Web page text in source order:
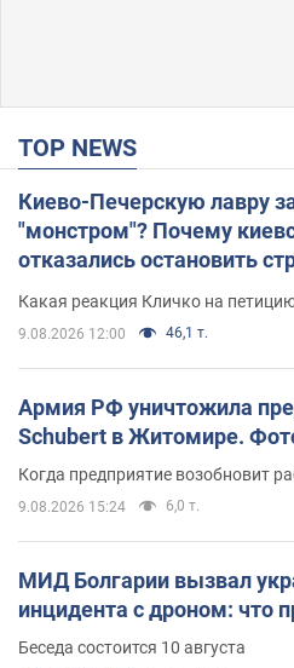
TOP NEWS
Киево-Печерскую лавру
"монстром"? Почему
отказались остановить
Какая реакция Кличко на
9.08.2026 12:00 46,1 т.
Армия РФ уничтожила
Schubert в Житомире.
Когда предприятие возобновит
9.08.2026 15:24 6,0 т.
МИД Болгарии вызвал
инцидента с дроном: что
Беседа состоится 10 августа